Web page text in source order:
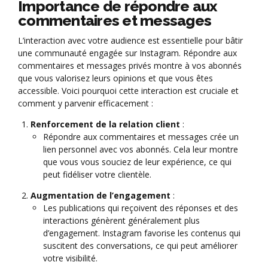
Importance de répondre aux
commentaires et messages
L’interaction avec votre audience est essentielle pour bâtir
une communauté engagée sur Instagram. Répondre aux
commentaires et messages privés montre à vos abonnés
que vous valorisez leurs opinions et que vous êtes
accessible. Voici pourquoi cette interaction est cruciale et
comment y parvenir efficacement :
Renforcement de la relation client :
Répondre aux commentaires et messages crée un
lien personnel avec vos abonnés. Cela leur montre
que vous vous souciez de leur expérience, ce qui
peut fidéliser votre clientèle.
Augmentation de l’engagement :
Les publications qui reçoivent des réponses et des
interactions génèrent généralement plus
d’engagement. Instagram favorise les contenus qui
suscitent des conversations, ce qui peut améliorer
votre visibilité.